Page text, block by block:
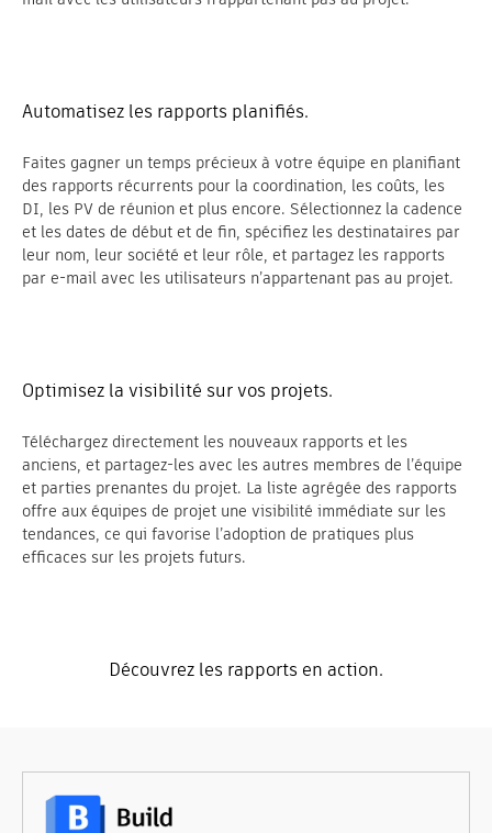
Automatisez les rapports planifiés.
Faites gagner un temps précieux à votre équipe en planifiant
des rapports récurrents pour la coordination, les coûts, les
DI, les PV de réunion et plus encore. Sélectionnez la cadence
et les dates de début et de fin, spécifiez les destinataires par
leur nom, leur société et leur rôle, et partagez les rapports
par e-mail avec les utilisateurs n’appartenant pas au projet.
Optimisez la visibilité sur vos projets.
Téléchargez directement les nouveaux rapports et les
anciens, et partagez-les avec les autres membres de l’équipe
et parties prenantes du projet. La liste agrégée des rapports
offre aux équipes de projet une visibilité immédiate sur les
tendances, ce qui favorise l’adoption de pratiques plus
efficaces sur les projets futurs.
Découvrez les rapports en action.